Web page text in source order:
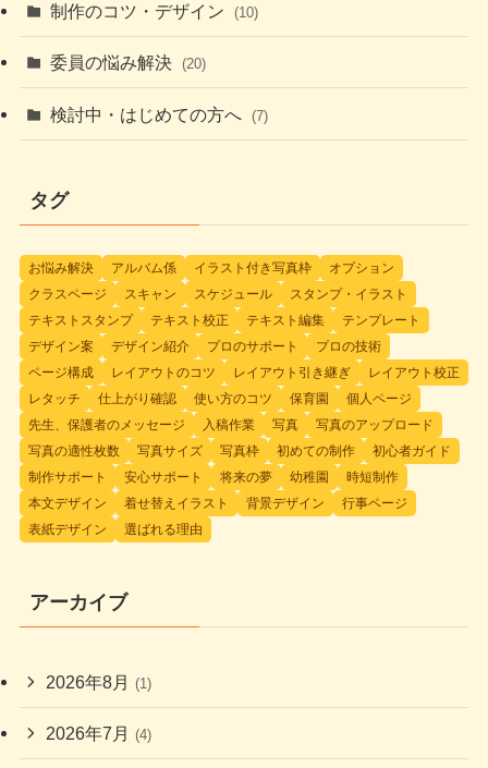
制作のコツ・デザイン (10)
委員の悩み解決 (20)
検討中・はじめての方へ (7)
タグ
お悩み解決 アルバム係 イラスト付き写真枠
オプション
クラスページ
スキャン スケジュール
スタンプ・イラスト
テキストスタンプ
テキスト校正 テキスト編集
テンプレート
デザイン案
デザイン紹介 プロのサポート
プロの技術
ページ構成
レイアウトのコツ レイアウト引き継ぎ
レイアウト校正
レタッチ
仕上がり確認 使い方のコツ 保育園
個人ページ
先生、保護者のメッセージ
入稿作業 写真
写真のアップロード
写真の適性枚数
写真サイズ 写真枠 初めての制作
初心者ガイド
制作サポート
安心サポート 将来の夢 幼稚園
時短制作
本文デザイン
着せ替えイラスト 背景デザイン
行事ページ
表紙デザイン
選ばれる理由
アーカイブ
2026年8月 (1)
2026年7月 (4)